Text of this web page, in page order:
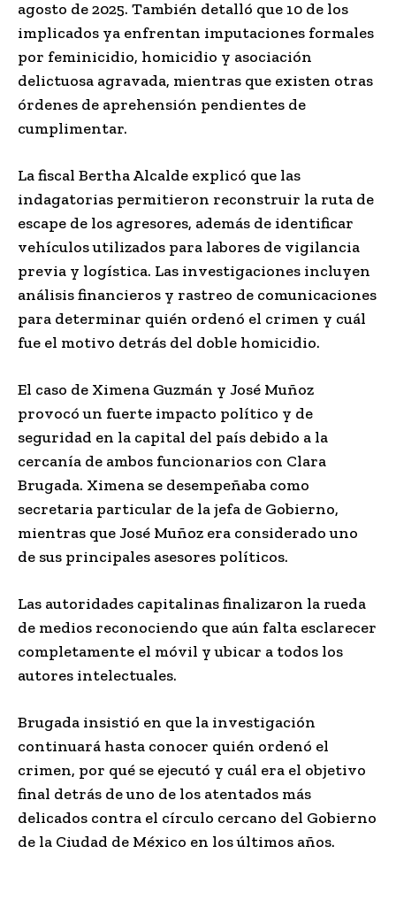
agosto de 2025. También detalló que 10 de los
implicados ya enfrentan imputaciones formales
por feminicidio, homicidio y asociación
delictuosa agravada, mientras que existen otras
órdenes de aprehensión pendientes de
cumplimentar.
La fiscal Bertha Alcalde explicó que las
indagatorias permitieron reconstruir la ruta de
escape de los agresores, además de identificar
vehículos utilizados para labores de vigilancia
previa y logística. Las investigaciones incluyen
análisis financieros y rastreo de comunicaciones
para determinar quién ordenó el crimen y cuál
fue el motivo detrás del doble homicidio.
El caso de Ximena Guzmán y José Muñoz
provocó un fuerte impacto político y de
seguridad en la capital del país debido a la
cercanía de ambos funcionarios con Clara
Brugada. Ximena se desempeñaba como
secretaria particular de la jefa de Gobierno,
mientras que José Muñoz era considerado uno
de sus principales asesores políticos.
Las autoridades capitalinas finalizaron la rueda
de medios reconociendo que aún falta esclarecer
completamente el móvil y ubicar a todos los
autores intelectuales.
Brugada insistió en que la investigación
continuará hasta conocer quién ordenó el
crimen, por qué se ejecutó y cuál era el objetivo
final detrás de uno de los atentados más
delicados contra el círculo cercano del Gobierno
de la Ciudad de México en los últimos años.